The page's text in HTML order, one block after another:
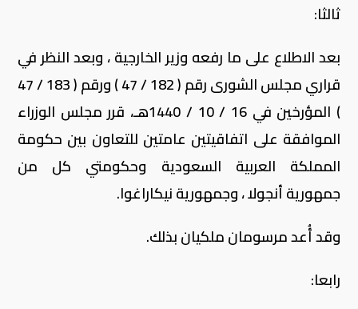
ثالثا:
بعد الاطلاع على ما رفعه وزير الخارجية ، وبعد النظر في
قراري مجلس الشورى رقم ( 182 / 47 ) ورقم ( 183 / 47
) المؤرخين في 16 / 10 / 1440هـ، قرر مجلس الوزراء
الموافقة على اتفاقيتين عامتين للتعاون بين حكومة
المملكة العربية السعودية وحكومتي كل من
جمهورية أنجولا ، وجمهورية نيكاراغوا.
وقد أُعد مرسومان ملكيان بذلك.
رابعا: